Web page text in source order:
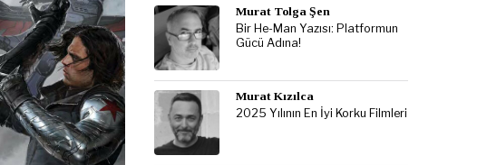
Murat Tolga Şen
Bir He-Man Yazısı: Platformun
Gücü Adına!
Murat Kızılca
2025 Yılının En İyi Korku Filmleri